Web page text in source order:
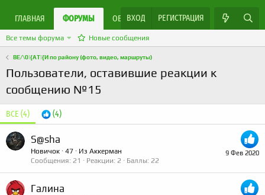
ГЛАВНАЯ ФОРУМЫ ОБЪЯВЛЕНИЯ ЯРМАРКА МАСТЕРОВ
ВХОД РЕГИСТРАЦИЯ
Все темы форума Новые сообщения
ВЕ/\0|{АТ|{И по району (фото, видео, маршруты)
Пользователи, оставившие реакции к
сообщению №15
ВСЕ (4) (4)
9 Фев 2020
S@sha
Новичок · 47 · Из Аккерман
Сообщения 21 Реакции 2 Баллы 22
Галина